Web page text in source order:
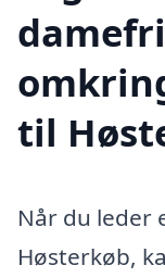
til
Når du leder
Høsterkøb,